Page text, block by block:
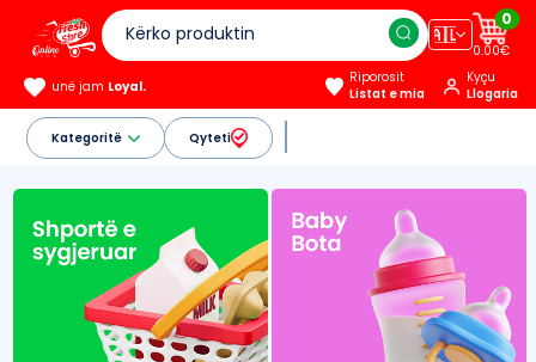
🇦🇱
0
0.00€
unë jam Loyal.
Riporosit
Listat e mia
Kyçu
Llogaria
Kategoritë Qyteti